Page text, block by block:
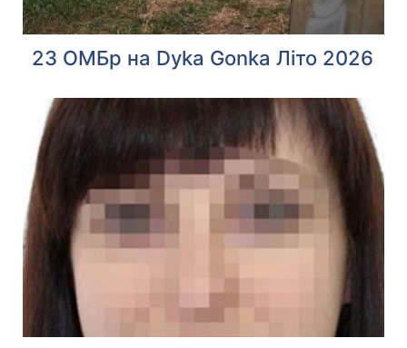
23 ОМБр на Dyka Gonka Літо 2026